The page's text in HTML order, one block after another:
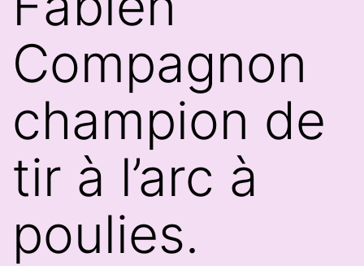
Compagnon
champion de
tir à l’arc à
poulies.